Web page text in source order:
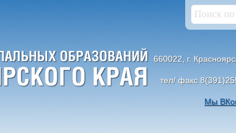
660022, г.
тел/ факс
Мы